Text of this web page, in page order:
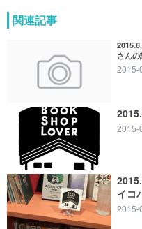
関連記事
さん
2015-
2015-
イコ
2015-